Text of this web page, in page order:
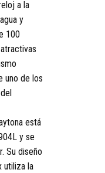
a la
y
100
uno de los
está
y se
Su diseño
utiliza la